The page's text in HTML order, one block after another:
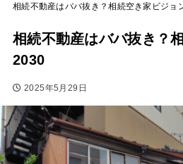
相続不動産はババ抜き？相続空き家ビジョ
相続不動産はババ抜き？
2030
2025年5月29日